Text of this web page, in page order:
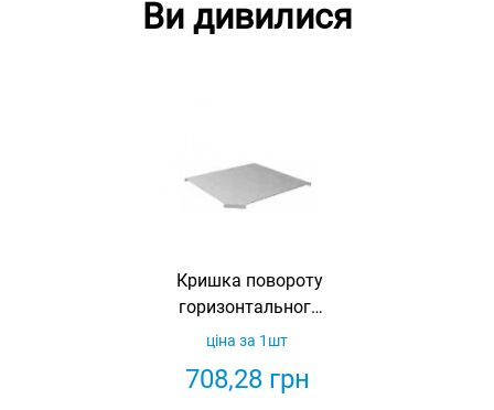
Ви дивилися
Кришка повороту
горизонтального
90° для лотка 500
мм,
708,28грн
ціна за 1шт